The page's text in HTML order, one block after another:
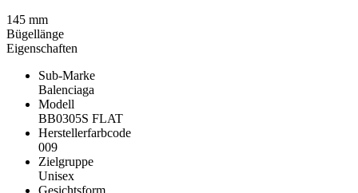
Eigenschaften
Sub-Marke
Balenciaga
Modell
BB0305S FLAT
Herstellerfarbcode
009
Zielgruppe
Unisex
145 mm
Bügellänge